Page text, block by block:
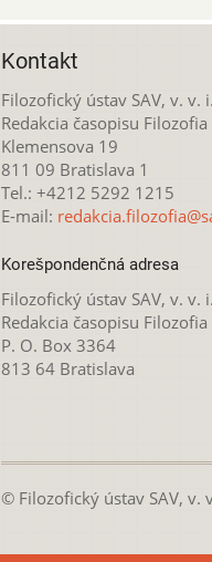
Kontakt
Filozofický ústav SAV, v. v. i.
Redakcia časopisu Filozofia
Klemensova 19
811 09 Bratislava 1
Tel.: +4212 5292 1215
E-mail:
Korešpondenčná adresa
Filozofický ústav SAV, v. v. i.
Redakcia časopisu Filozofia
P. O. Box 3364
813 64 Bratislava
© Filozofický ústav SAV, v.